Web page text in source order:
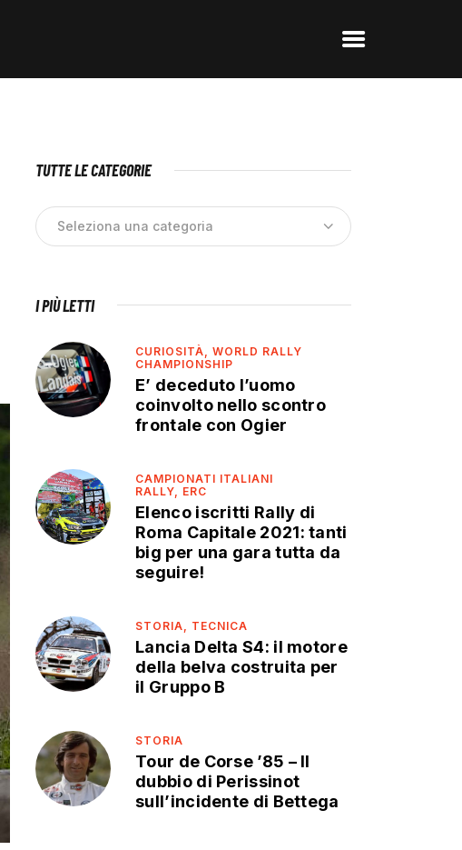
TUTTE LE CATEGORIE
I PIÙ LETTI
CURIOSITÀ,WORLD RALLY
CHAMPIONSHIP
E’ deceduto l’uomo
coinvolto nello scontro
frontale con Ogier
CAMPIONATI ITALIANI
RALLY, ERC
Elenco iscritti Rally di
Roma Capitale 2021: tanti
big per una gara tutta da
seguire!
STORIA, TECNICA
Lancia Delta S4: il motore
della belva costruita per
il Gruppo B
STORIA
Tour de Corse ’85 – Il
dubbio di Perissinot
sull’incidente di Bettega